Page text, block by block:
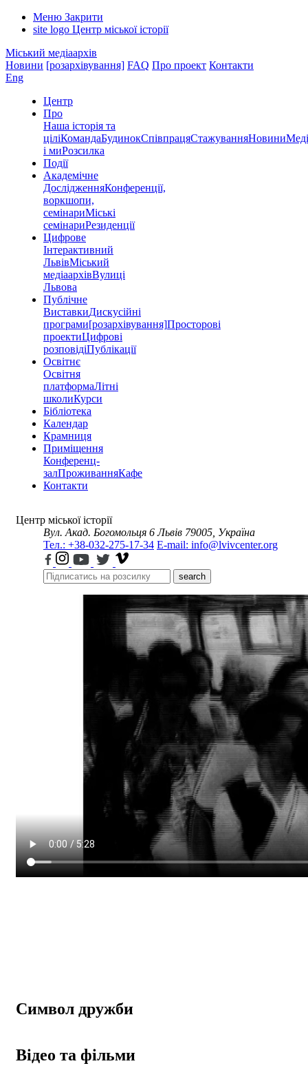
Меню Закрити
site logo Центр міської історії
Міський медіаархів
Новини [розархівування] FAQ Про проект Контакти
Eng
Центр
Про
Наша історія та
ціліКомандаБудинокСпівпрацяСтажуванняНовини
і миРозсилка
Події
Академічне
ДослідженняКонференції,
воркшопи,
семінариМіські
семінариРезиденції
Цифрове
Інтерактивний
ЛьвівМіський
медіаархівВулиці
Львова
Публічне
ВиставкиДискусійні
програми[розархівування]Просторові
проектиЦифрові
розповідіПублікації
Освітнє
Освітня
платформаЛітні
школиКурси
Бібліотека
Календар
Крамниця
Приміщення
Конференц-
залПроживанняКафе
Контакти
Центр міської історії
Вул. Акад. Богомольця 6 Львів 79005, Україна
Тел.: +38-032-275-17-34 E-mail: info@lvivcenter.org
search
Символ дружби
Відео та фільми